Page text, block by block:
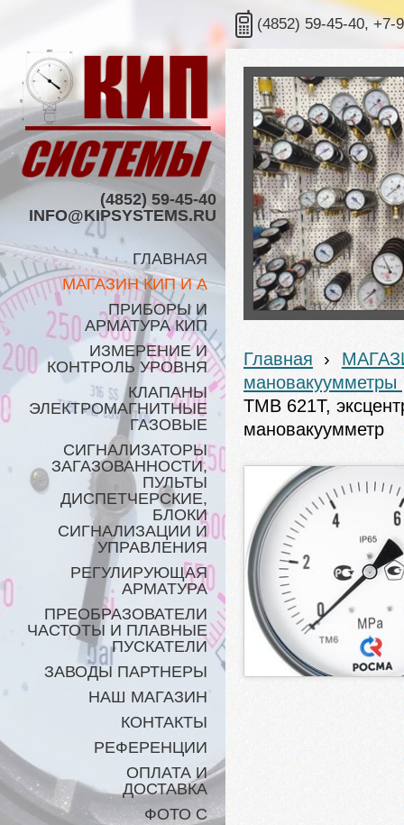
(4852) 59-45-40, +7-
(4852) 59-45-40
INFO@KIPSYSTEMS.RU
ГЛАВНАЯ
МАГАЗИН КИП И А
ПРИБОРЫ И
АРМАТУРА КИП
ИЗМЕРЕНИЕ И
КОНТРОЛЬ УРОВНЯ
КЛАПАНЫ
ЭЛЕКТРОМАГНИТНЫЕ
ГАЗОВЫЕ
СИГНАЛИЗАТОРЫ
ЗАГАЗОВАННОСТИ,
ПУЛЬТЫ
ДИСПЕТЧЕРСКИЕ,
БЛОКИ
СИГНАЛИЗАЦИИ И
УПРАВЛЕНИЯ
РЕГУЛИРУЮЩАЯ
АРМАТУРА
ПРЕОБРАЗОВАТЕЛИ
ЧАСТОТЫ И ПЛАВНЫЕ
ПУСКАТЕЛИ
ЗАВОДЫ ПАРТНЕРЫ
НАШ МАГАЗИН
КОНТАКТЫ
РЕФЕРЕНЦИИ
ОПЛАТА И
ДОСТАВКА
ФОТО С
Главная ›
мановакуумметры
ТМВ 621Т,
мановакуумметр